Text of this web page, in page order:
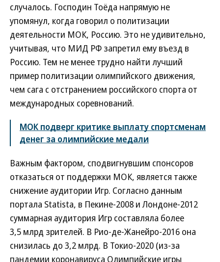
случалось. Господин Тоёда напрямую не
упомянул, когда говорил о политизации
деятельности МОК, Россию. Это не удивительно,
учитывая, что МИД РФ запретил ему въезд в
Россию. Тем не менее трудно найти лучший
пример политизации олимпийского движения,
чем сага с отстранением российского спорта от
международных соревнований.
МОК подверг критике выплату спортсменам
денег за олимпийские медали
Важным фактором, сподвигнувшим спонсоров
отказаться от поддержки МОК, является также
снижение аудитории Игр. Согласно данным
портала Statista, в Пекине-2008 и Лондоне-2012
суммарная аудитория Игр составляла более
3,5 млрд зрителей. В Рио-де-Жанейро-2016 она
снизилась до 3,2 млрд. В Токио-2020 (из-за
пандемии коронавируса Олимпийские игры